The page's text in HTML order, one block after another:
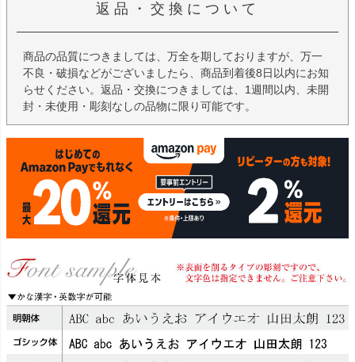
返品・交換について
商品の品質につきましては、万全を期しておりますが、万一
不良・破損などがございましたら、商品到着後8日以内にお知
らせください。返品・交換につきましては、1週間以内、未開
封・未使用・彫刻なしの品物に限り可能です。